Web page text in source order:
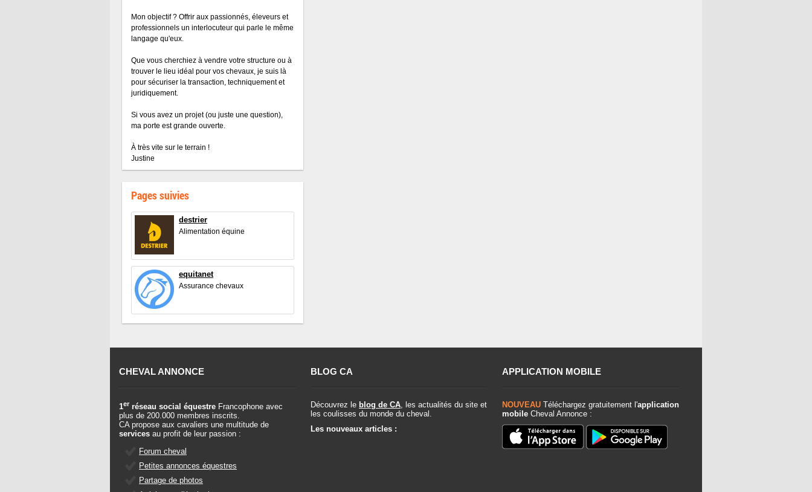
Mon objectif ? Offrir aux passionnés, éleveurs et
professionnels un interlocuteur qui parle le même
langage qu'eux.
Que vous cherchiez à vendre votre structure ou à
trouver le lieu idéal pour vos chevaux, je suis là
pour sécuriser la transaction, techniquement et
juridiquement.
Si vous avez un projet (ou juste une question),
ma porte est grande ouverte.
À très vite sur le terrain !
Justine
Pages suivies
destrier
Alimentation équine
equitanet
Assurance chevaux
CHEVAL ANNONCE
1er réseau social équestre Francophone avec
plus de 200.000 membres inscrits.
CA propose aux cavaliers une multitude de
services au profit de leur passion :
Forum cheval
Petites annonces équestres
Partage de photos
BLOG CA
Découvrez le blog de CA , les actualités du site et
les coulisses du monde du cheval.
Les nouveaux articles :
APPLICATION MOBILE
NOUVEAU Téléchargez gratuitement l'application
mobile Cheval Annonce :